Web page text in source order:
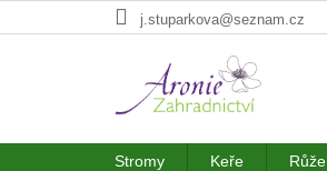
na
j.stuparkova@seznam.cz
Stromy Keře Růže